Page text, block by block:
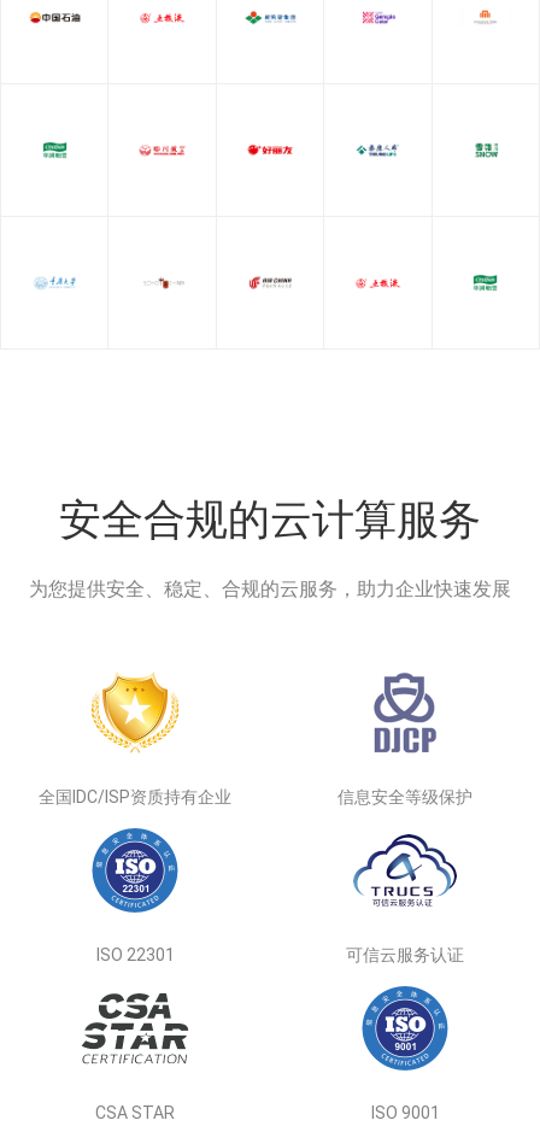
安全合规的云计算服务
为您提供安全、稳定、合规的云服务，助力企业快速发展
全国IDC/ISP资质持有企业 信息安全等级保护
ISO 22301 可信云服务认证
CSA STAR ISO 9001